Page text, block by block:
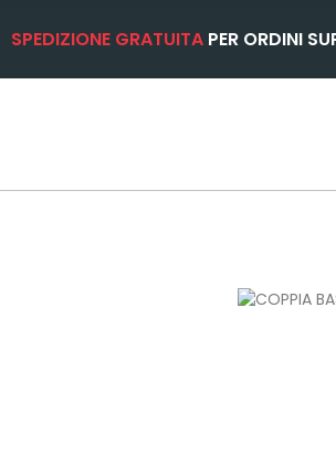
SPEDIZIONE GRATUITA PER ORDINI